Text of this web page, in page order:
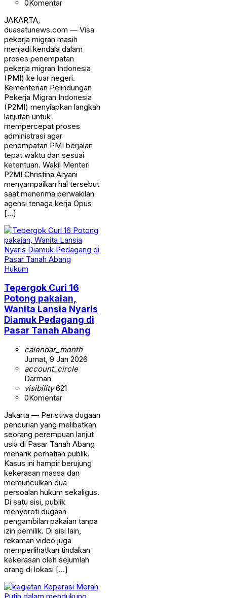
0 Komentar
JAKARTA,
duasatunews.com — Visa
pekerja migran masih
menjadi kendala dalam
proses penempatan
pekerja migran Indonesia
(PMI) ke luar negeri.
Kementerian Pelindungan
Pekerja Migran Indonesia
(P2MI) menyiapkan langkah
lanjutan untuk
mempercepat proses
administrasi agar
penempatan PMI berjalan
tepat waktu dan sesuai
ketentuan. Wakil Menteri
P2MI Christina Aryani
menyampaikan hal tersebut
saat menerima perwakilan
agensi tenaga kerja Opus
[…]
Hukum
Tepergok Curi 16
Potong pakaian,
Wanita Lansia Nyaris
Diamuk Pedagang di
Pasar Tanah Abang
calendar_month
Jumat, 9 Jan 2026
account_circle
Darman
visibility621
0Komentar
Jakarta — Peristiwa dugaan
pencurian yang melibatkan
seorang perempuan lanjut
usia di Pasar Tanah Abang
menarik perhatian publik.
Kasus ini hampir berujung
kekerasan massa dan
memunculkan dua
persoalan hukum sekaligus.
Di satu sisi, publik
menyoroti dugaan
pengambilan pakaian tanpa
izin pemilik. Di sisi lain,
rekaman video juga
memperlihatkan tindakan
kekerasan oleh sejumlah
orang di lokasi […]